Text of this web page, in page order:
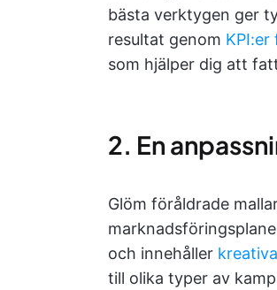
bästa verktygen ger
resultat genom
som hjälper dig att
2. En
Glöm föråldrade
och innehåller
till olika typer av